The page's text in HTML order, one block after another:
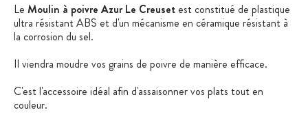
Le Moulin à poivre Azur Le Creuset est constitué de plastique
ultra résistant ABS et d'un mécanisme en céramique résistant à
la corrosion du sel.
Il viendra moudre vos grains de poivre de manière efficace.
C'est l'accessoire idéal afin d'assaisonner vos plats tout en
couleur.